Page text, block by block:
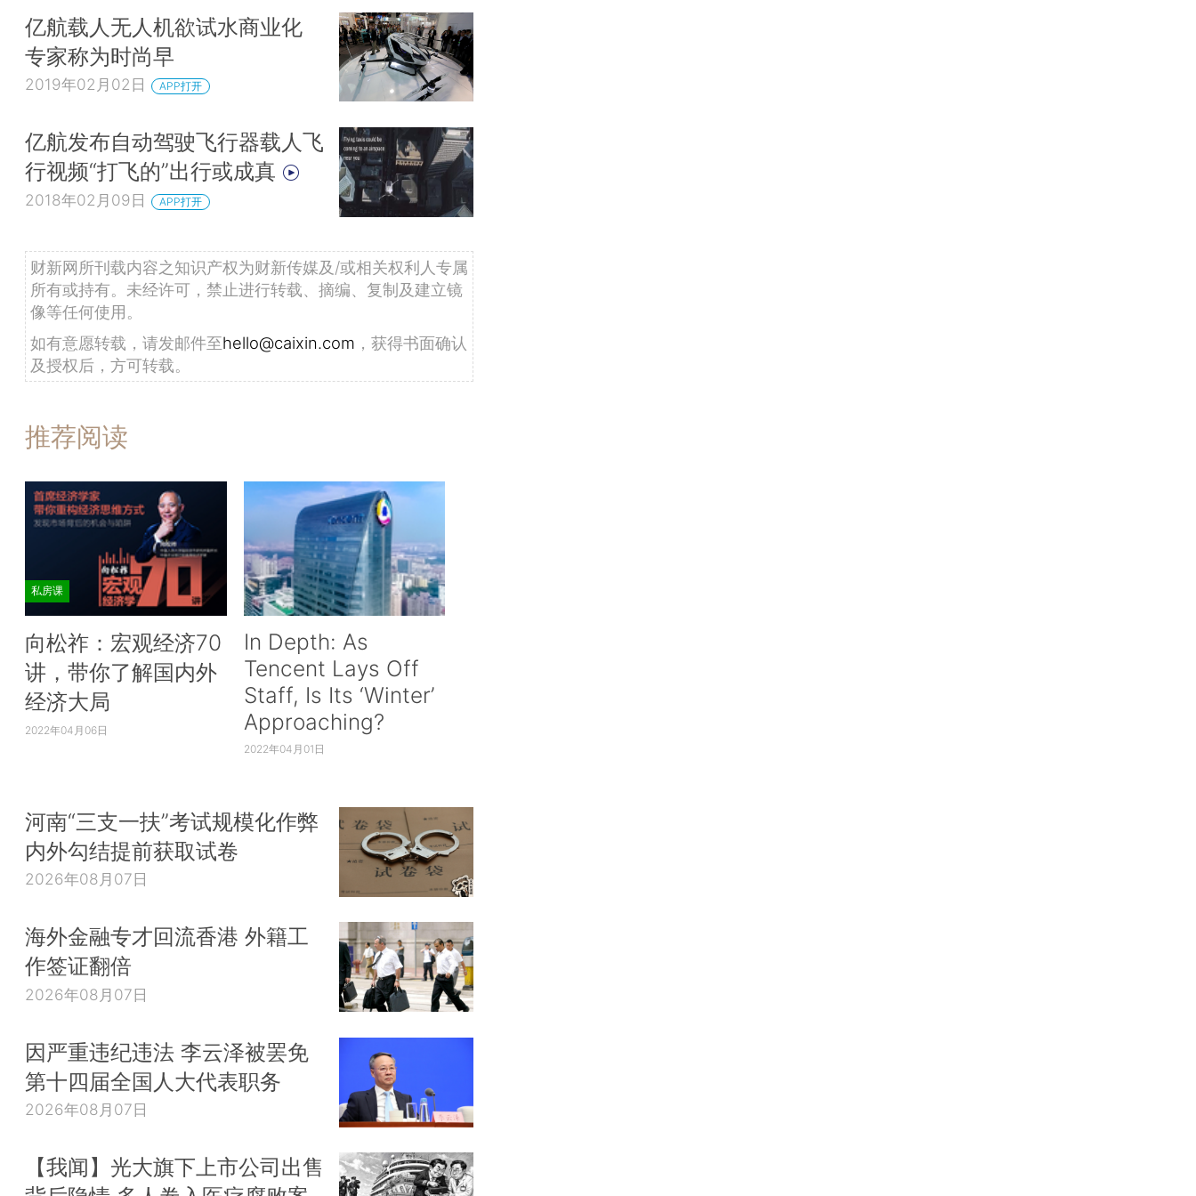
亿航载人无人机欲试水商业化
专家称为时尚早
2019年02月02日 APP打开
亿航发布自动驾驶飞行器载人飞
行视频“打飞的”出行或成真
2018年02月09日 APP打开
财新网所刊载内容之知识产权为财新传媒及/或相关权利人专属
所有或持有。未经许可，禁止进行转载、摘编、复制及建立镜
像等任何使用。
如有意愿转载，请发邮件至hello@caixin.com ，获得书面确认
及授权后，方可转载。
推荐阅读
私房课
向松祚：宏观经济70
讲，带你了解国内外
经济大局
2022年04月06日
In Depth: As
Tencent Lays Off
Staff, Is Its ‘Winter’
Approaching?
2022年04月01日
河南“三支一扶”考试规模化作弊
内外勾结提前获取试卷
2026年08月07日
海外金融专才回流香港 外籍工
作签证翻倍
2026年08月07日
因严重违纪违法 李云泽被罢免
第十四届全国人大代表职务
2026年08月07日
【我闻】光大旗下上市公司出售